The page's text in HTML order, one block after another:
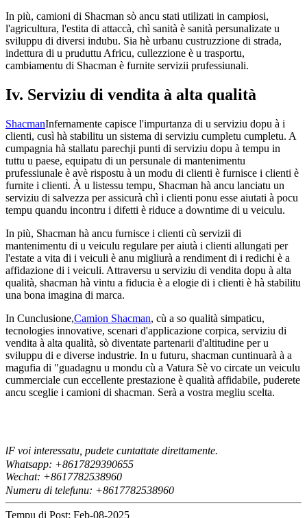
In più, camioni di Shacman sò ancu stati utilizati in campiosi,
l'agricultura, l'estita di attaccà, chì sanità è sanità persunalizate u
sviluppu di diversi indubu. Sia hè urbanu custruzzione di strada,
indettura di u pruduttu Africu, cullezzione è u trasportu,
cambiamentu di Shacman è furnite servizii prufessiunali.
Iv. Serviziu di vendita à alta qualità
ShacmanInfernamente capisce l'impurtanza di u serviziu dopu à i
clienti, cusì hà stabilitu un sistema di serviziu cumpletu cumpletu. A
cumpagnia hà stallatu parechji punti di serviziu dopu à tempu in
tuttu u paese, equipatu di un persunale di mantenimentu
prufessiunale è avè rispostu à un modu di clienti è furnisce i clienti è
furnite i clienti. À u listessu tempu, Shacman hà ancu lanciatu un
serviziu di salvezza per assicurà chì i clienti ponu esse aiutati à pocu
tempu quandu incontru i difetti è riduce a downtime di u veiculu.
In più, Shacman hà ancu furnisce i clienti cù servizii di
mantenimentu di u veiculu regulare per aiutà i clienti allungati per
l'estate a vita di i veiculi è anu migliurà a rendiment di i redichi è a
affidazione di i veiculi. Attraversu u serviziu di vendita dopu à alta
qualità, shacman hà vintu a fiducia è a elogie di i clienti è hà stabilitu
una bona imagina di marca.
In Cunclusione,Camion Shacman, cù a so qualità simpaticu,
tecnologies innovative, scenari d'applicazione corpica, serviziu di
vendita à alta qualità, sò diventate partenarii d'altitudine per u
sviluppu di e diverse industrie. In u futuru, shacman cuntinuarà à a
magufia di "guadagnu u mondu cù a Vatura Sè vo circate un veiculu
cummerciale cun eccellente prestazione è qualità affidabile, puderete
ancu sceglie i camioni di shacman. Serà a vostra megliu scelta.
IF voi interessatu, pudete cuntattate direttamente.
Whatsapp: +8617829390655
Wechat: +8617782538960
Numeru di telefunu: +8617782538960
Tempu di Post: Feb-08-2025